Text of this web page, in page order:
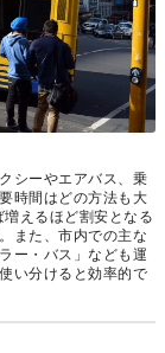
シーやエアバス、乗
時間はどの方法も大
えるほど割安となる
また、市内での主な
ー・バス」なども運
い分けると効率的で